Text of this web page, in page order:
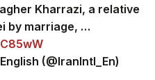
Kharrazi, a relative
by marriage, …
(@IranIntl_En)